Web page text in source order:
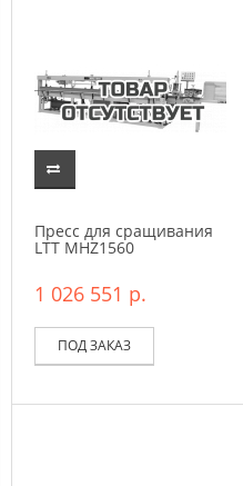
Пресс для сращивания
LTT MHZ1560
1 026 551 р.
ПОД ЗАКАЗ